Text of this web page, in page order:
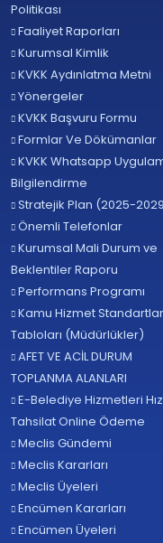
Politikası
Faaliyet Raporları
Kurumsal Kimlik
KVKK Aydınlatma Metni
Yönergeler
KVKK Başvuru Formu
Formlar Ve Dökümanlar
KVKK Whatsapp
Bilgilendirme
Stratejik Plan (2025-
Önemli Telefonlar
Kurumsal Mali Durum ve
Beklentiler Raporu
Performans Programı
Kamu Hizmet
Tabloları (Müdürlükler)
AFET VE ACİL DURUM
TOPLANMA ALANLARI
E-Belediye Hizmetleri
Tahsilat Online Ödeme
Meclis Gündemi
Meclis Kararları
Meclis Üyeleri
Encümen Kararları
Encümen Üyeleri